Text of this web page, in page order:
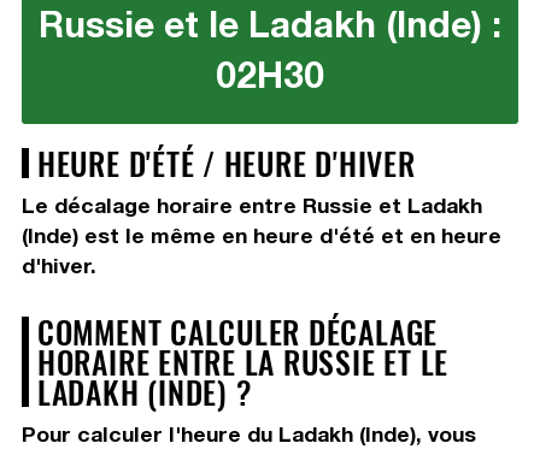
Russie et le Ladakh (Inde) :
02H30
HEURE D'ÉTÉ / HEURE D'HIVER
Le décalage horaire entre Russie et Ladakh
(Inde) est le même en heure d'été et en heure
d'hiver.
COMMENT CALCULER DÉCALAGE
HORAIRE ENTRE LA RUSSIE ET LE
LADAKH (INDE) ?
Pour calculer l'heure du Ladakh (Inde), vous